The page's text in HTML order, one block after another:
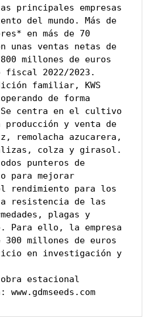
principales empresas
del mundo. Más de
en más de 70
unas ventas netas de
millones de euros
2022/2023.
familiar, KWS
de forma
Se centra en el cultivo
y venta de
remolacha azucarera,
colza y girasol.
punteros de
para mejorar
rendimiento para los
resistencia de las
plagas y
Para ello, la empresa
millones de euros
en investigación y
estacional